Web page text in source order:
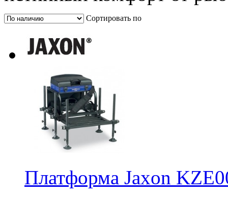
Сортировать по
Платформа Jaxon